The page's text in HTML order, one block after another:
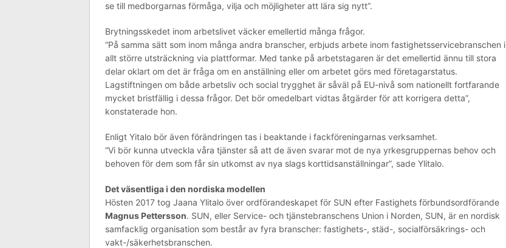
se till medborgarnas förmåga, vilja och möjligheter att lära sig nytt”.
Brytningsskedet inom arbetslivet väcker emellertid många frågor.
“På samma sätt som inom många andra branscher, erbjuds arbete inom fastighetsservicebranschen i
allt större utsträckning via plattformar. Med tanke på arbetstagaren är det emellertid ännu till stora
delar oklart om det är fråga om en anställning eller om arbetet görs med företagarstatus.
Lagstiftningen om både arbetsliv och social trygghet är såväl på EU-nivå som nationellt fortfarande
mycket bristfällig i dessa frågor. Det bör omedelbart vidtas åtgärder för att korrigera detta”,
konstaterade hon.
Enligt Yitalo bör även förändringen tas i beaktande i fackföreningarnas verksamhet.
“Vi bör kunna utveckla våra tjänster så att de även svarar mot de nya yrkesgruppernas behov och
behoven för dem som får sin utkomst av nya slags korttidsanställningar”, sade Ylitalo.
Det väsentliga i den nordiska modellen
Hösten 2017 tog Jaana Ylitalo över ordförandeskapet för SUN efter Fastighets förbundsordförande
Magnus Pettersson. SUN, eller Service- och tjänstebranschens Union i Norden, SUN, är en nordisk
samfacklig organisation som består av fyra branscher: fastighets-, städ-, socialförsäkrings- och
vakt-/säkerhetsbranschen.